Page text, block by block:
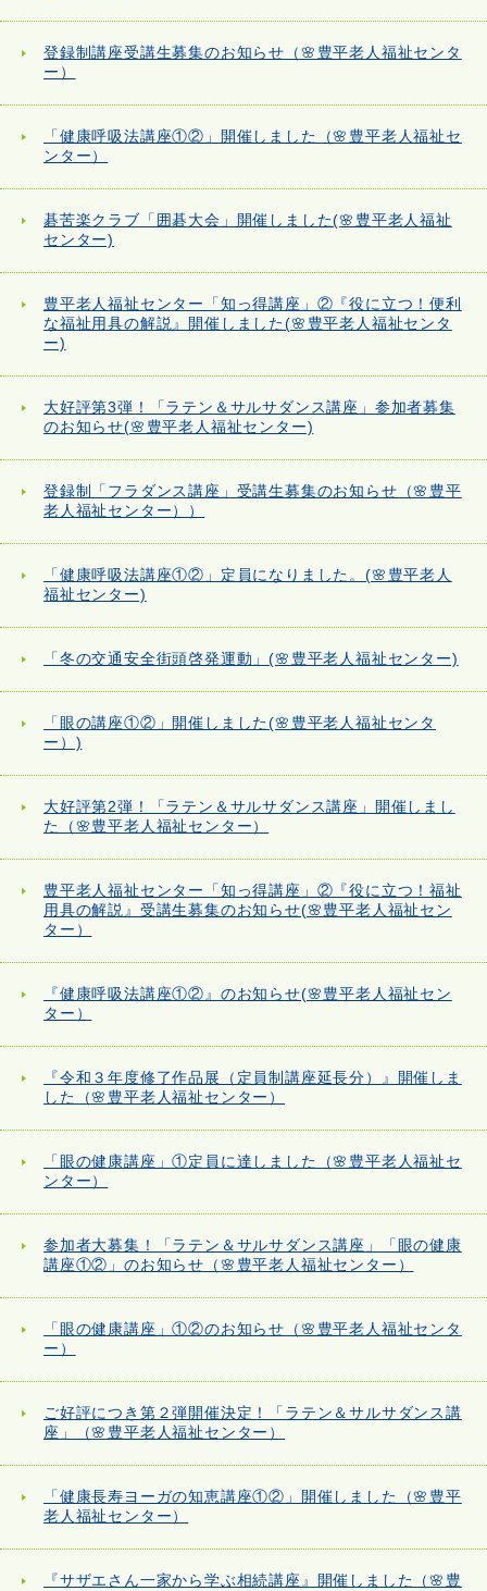
登録制講座受講生募集のお知らせ（🌸豊平老人福祉センタ
ー）
「健康呼吸法講座①②」開催しました（🌸豊平老人福祉セ
ンター）
碁苦楽クラブ「囲碁大会」開催しました(🌸豊平老人福祉
センター)
豊平老人福祉センター「知っ得講座」②『役に立つ！便利
な福祉用具の解説』開催しました(🌸豊平老人福祉センタ
ー)
大好評第3弾！「ラテン＆サルサダンス講座」参加者募集
のお知らせ(🌸豊平老人福祉センター)
登録制「フラダンス講座」受講生募集のお知らせ（🌸豊平
老人福祉センター））
「健康呼吸法講座①②」定員になりました。(🌸豊平老人
福祉センター)
「冬の交通安全街頭啓発運動」(🌸豊平老人福祉センター)
「眼の講座①②」開催しました(🌸豊平老人福祉センタ
ー）)
大好評第2弾！「ラテン＆サルサダンス講座」開催しまし
た（🌸豊平老人福祉センター）
豊平老人福祉センター「知っ得講座」②『役に立つ！福祉
用具の解説』受講生募集のお知らせ(🌸豊平老人福祉セン
ター）
『健康呼吸法講座①②』のお知らせ(🌸豊平老人福祉セン
ター）
『令和３年度修了作品展（定員制講座延長分）』開催しま
した（🌸豊平老人福祉センター）
「眼の健康講座」①定員に達しました（🌸豊平老人福祉セ
ンター）
参加者大募集！「ラテン＆サルサダンス講座」「眼の健康
講座①②」のお知らせ（🌸豊平老人福祉センター）
「眼の健康講座」①②のお知らせ（🌸豊平老人福祉センタ
ー）
ご好評につき第２弾開催決定！「ラテン＆サルサダンス講
座」（🌸豊平老人福祉センター）
「健康長寿ヨーガの知恵講座①②」開催しました（🌸豊平
老人福祉センター）
『サザエさん一家から学ぶ相続講座』開催しました（🌸豊